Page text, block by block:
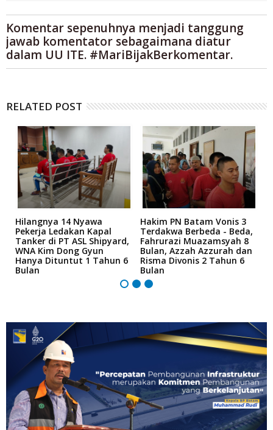
Komentar sepenuhnya menjadi tanggung
jawab komentator sebagaimana diatur
dalam UU ITE. #MariBijakBerkomentar.
RELATED POST
Hilangnya 14 Nyawa
Pekerja Ledakan Kapal
Tanker di PT ASL Shipyard,
WNA Kim Dong Gyun
Hanya Dituntut 1 Tahun 6
Bulan
Hakim PN Batam Vonis 3
Terdakwa Berbeda - Beda,
Fahrurazi Muazamsyah 8
Bulan, Azzah Azzurah dan
Risma Divonis 2 Tahun 6
Bulan